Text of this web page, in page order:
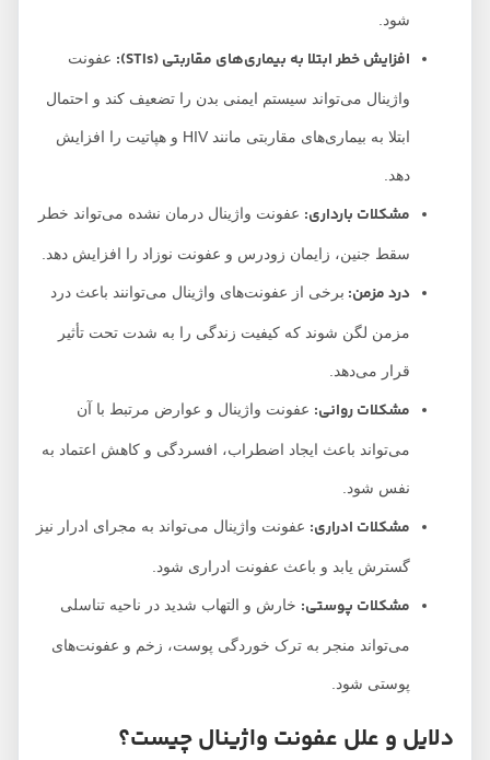
افزایش خطر ابتلا به بیماری‌های مقاربتی (STIs): عفونت
واژینال می‌تواند سیستم ایمنی بدن را تضعیف کند و احتمال
ابتلا به بیماری‌های مقاربتی مانند HIV و هپاتیت را افزایش
مشکلات بارداری:عفونت واژینال درمان نشده می‌تواند خطر
سقط جنین، زایمان زودرس و عفونت نوزاد را افزایش دهد.
درد مزمن:برخی از عفونت‌های واژینال می‌توانند باعث درد
مزمن لگن شوند که کیفیت زندگی را به شدت تحت تأثیر
قرار می‌دهد.
مشکلات روانی:عفونت واژینال و عوارض مرتبط با آن
می‌تواند باعث ایجاد اضطراب، افسردگی و کاهش اعتماد به
نفس شود.
مشکلات ادراری:عفونت واژینال می‌تواند به مجرای ادرار نیز
گسترش یابد و باعث عفونت ادراری شود.
مشکلات پوستی:خارش و التهاب شدید در ناحیه تناسلی
می‌تواند منجر به ترک خوردگی پوست، زخم و عفونت‌های
پوستی شود.
دلایل و علل عفونت واژینال چیست؟